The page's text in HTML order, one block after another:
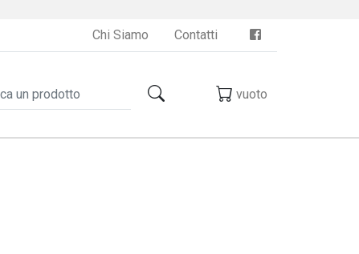
Chi Siamo Contatti
vuoto